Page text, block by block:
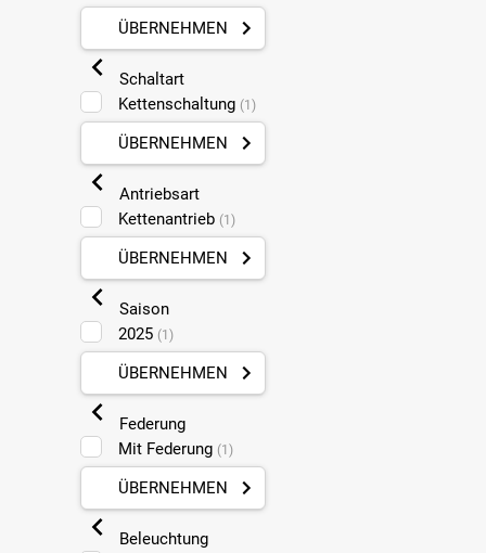
ÜBERNEHMEN
Schaltart
Kettenschaltung (1)
ÜBERNEHMEN
Antriebsart
Kettenantrieb (1)
ÜBERNEHMEN
Saison
2025 (1)
ÜBERNEHMEN
Federung
Mit Federung (1)
ÜBERNEHMEN
Beleuchtung